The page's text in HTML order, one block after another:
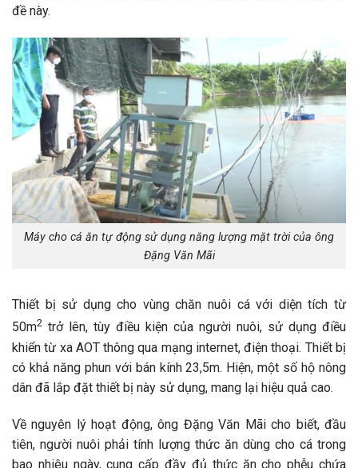
đề này.
Máy cho cá ăn tự động sử dụng năng lượng mặt trời của ông
Đặng Văn Mãi
Thiết bị sử dụng cho vùng chăn nuôi cá với diện tích từ
50m2 trở lên, tùy điều kiện của người nuôi, sử dụng điều
khiển từ xa AOT thông qua mạng internet, điện thoại. Thiết bị
có khả năng phun với bán kính 23,5m. Hiện, một số hộ nông
dân đã lắp đặt thiết bị này sử dụng, mang lại hiệu quả cao.
Về nguyên lý hoạt động, ông Đặng Văn Mãi cho biết, đầu
tiên, người nuôi phải tính lượng thức ăn dùng cho cá trong
bao nhiêu ngày, cung cấp đầy đủ thức ăn cho phễu chứa